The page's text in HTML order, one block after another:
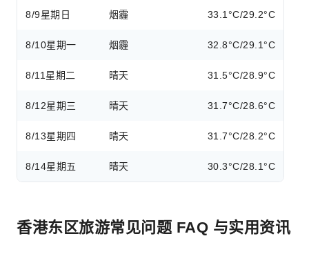
8/9星期日 烟霾 33.1°C/29.2°C
8/10星期一 烟霾 32.8°C/29.1°C
8/11 星期二 晴天 31.5°C/28.9°C
8/12星期三 晴天 31.7°C/28.6°C
8/13星期四 晴天 31.7°C/28.2°C
8/14星期五 晴天 30.3°C/28.1°C
香港东区旅游常见问题 FAQ 与实用资讯